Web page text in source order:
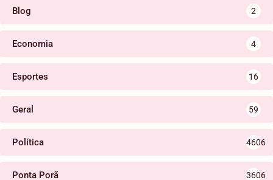
Blog 2
Economia 4
Esportes 16
Geral 59
Política 4606
Ponta Porã 3606